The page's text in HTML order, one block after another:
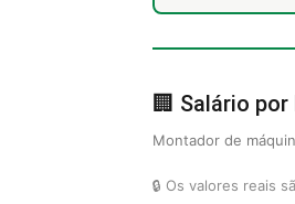
🏢 Salário
Montador de
🔒 Os valores reais